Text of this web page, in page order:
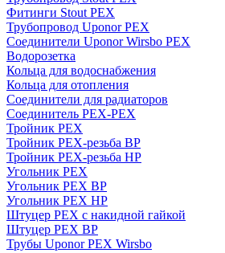
Фитинги Stout PEX
Трубопровод Uponor PEX
Соединители Uponor Wirsbo PEX
Водорозетка
Кольца для водоснабжения
Кольца для отопления
Соединители для радиаторов
Соединитель PEX-PEX
Тройник PEX
Тройник PEX-резьба ВР
Тройник PEX-резьба НР
Угольник PEX
Угольник PEX ВР
Угольник PEX НР
Штуцер PEX c накидной гайкой
Штуцер PEX ВР
Трубы Uponor PEX Wirsbo